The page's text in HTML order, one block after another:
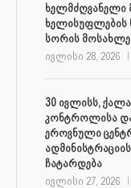
ხელმძღვანელი
სორის
ივლისი 28, 2026
30 ივლისს,
კონტროლისა
ეროვნული
ჩატარდება
ივლისი 27, 2026